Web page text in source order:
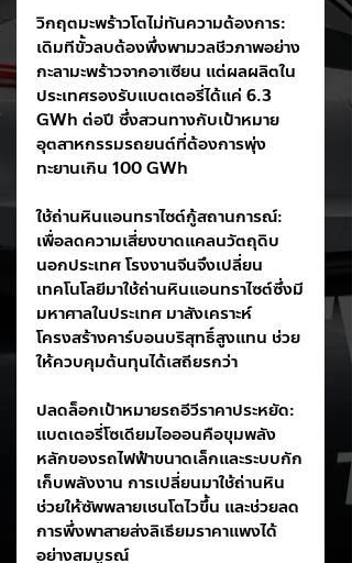
วิกฤตมะพร้าวโตไม่ทันความต้องการ:
เดิมทีขั้วลบต้องพึ่งพามวลชีวภาพอย่าง
กะลามะพร้าวจากอาเซียน แต่ผลผลิตใน
ประเทศรองรับแบตเตอรี่ได้แค่ 6.3
GWh ต่อปี ซึ่งสวนทางกับเป้าหมาย
อุตสาหกรรมรถยนต์ที่ต้องการพุ่ง
ทะยานเกิน 100 GWh
ใช้ถ่านหินแอนทราไซต์กู้สถานการณ์:
เพื่อลดความเสี่ยงขาดแคลนวัตถุดิบ
นอกประเทศ โรงงานจีนจึงเปลี่ยน
เทคโนโลยีมาใช้ถ่านหินแอนทราไซต์ซึ่งมี
มหาศาลในประเทศ มาสังเคราะห์
โครงสร้างคาร์บอนบริสุทธิ์สูงแทน ช่วย
ให้ควบคุมต้นทุนได้เสถียรกว่า
ปลดล็อกเป้าหมายรถอีวีราคาประหยัด:
แบตเตอรี่โซเดียมไอออนคือขุมพลัง
หลักของรถไฟฟ้าขนาดเล็กและระบบกัก
เก็บพลังงาน การเปลี่ยนมาใช้ถ่านหิน
ช่วยให้ซัพพลายเชนโตไวขึ้น และช่วยลด
การพึ่งพาสายส่งลิเธียมราคาแพงได้
อย่างสมบูรณ์